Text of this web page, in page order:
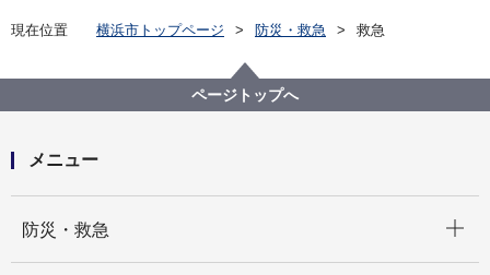
現在位置 横浜市トップページ 防災・救急 救急
ページトップへ
メニュー
防災・救急